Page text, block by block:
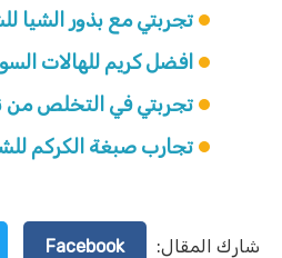
تجربتي مع بذور الشيا
افضل كريم للهالات
تجربتي في التخلص من
تجارب صبغة الكركم
شارك المقال: Facebook